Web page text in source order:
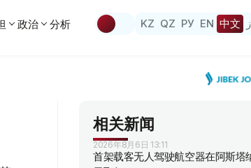
政治 分析 KZ QZ РУ EN 中文
相关新闻
2026年8月6日 13:11
首架载客无人驾驶航空器在阿斯塔